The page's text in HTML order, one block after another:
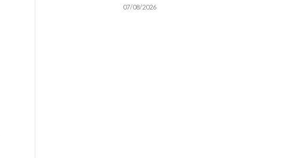
07/08/2026